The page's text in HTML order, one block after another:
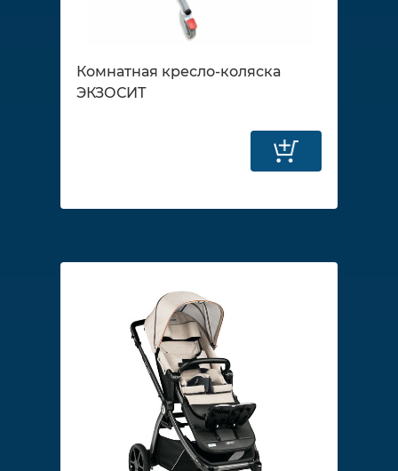
Комнатная кресло-коляска
ЭКЗОСИТ